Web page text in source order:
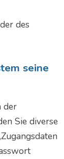
des
seine
der
Sie diverse